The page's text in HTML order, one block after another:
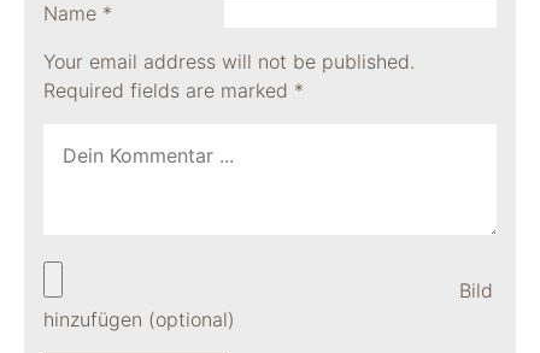
Your email address will not be published.
Required fields are marked *
Name *
Bild
hinzufügen (optional)